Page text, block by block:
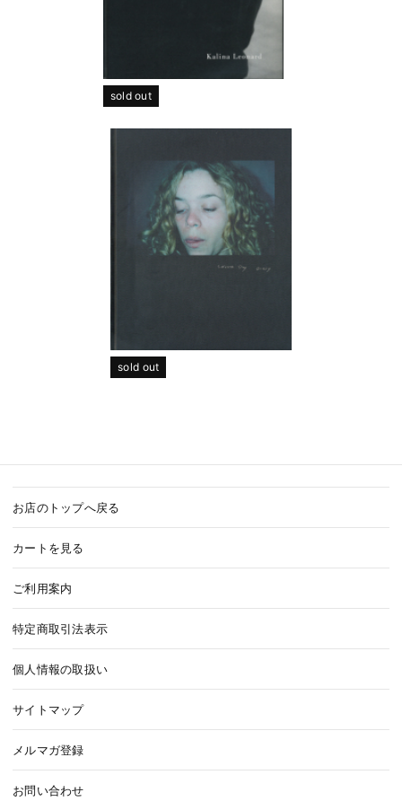
sold out
sold out
お店のトップへ戻る
カートを見る
ご利用案内
特定商取引法表示
個人情報の取扱い
サイトマップ
メルマガ登録
お問い合わせ